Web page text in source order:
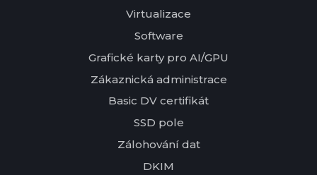
Virtualizace
Software
Grafické karty pro AI/GPU
Zákaznická administrace
Basic DV certifikát
SSD pole
Zálohování dat
DKIM